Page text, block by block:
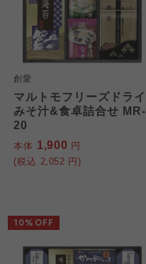
創愛
マルトモフリーズドライ
みそ汁&食卓詰合せ MR-
20
本体 1,900 円
(税込 2,052 円)
10%OFF